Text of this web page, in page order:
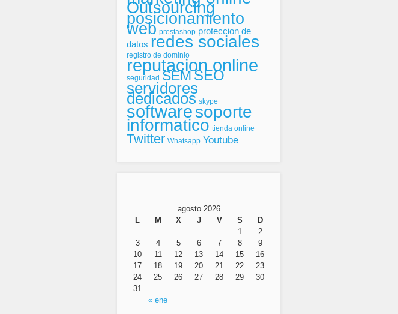
Outsourcing
posicionamiento
web prestashop proteccion de
datos redes sociales
registro de dominio
reputacion online
seguridad SEMSEO
servidores
dedicados skype
softwaresoporte
informatico tienda online
Twitter Whatsapp Youtube
agosto 2026
L
M X J V S D
« ene
1
2
3
4 5 6 7 8
9
10
11 12 13 14 15
16
17
18 19 20 21 22
23
24
25 26 27 28 29
30
31